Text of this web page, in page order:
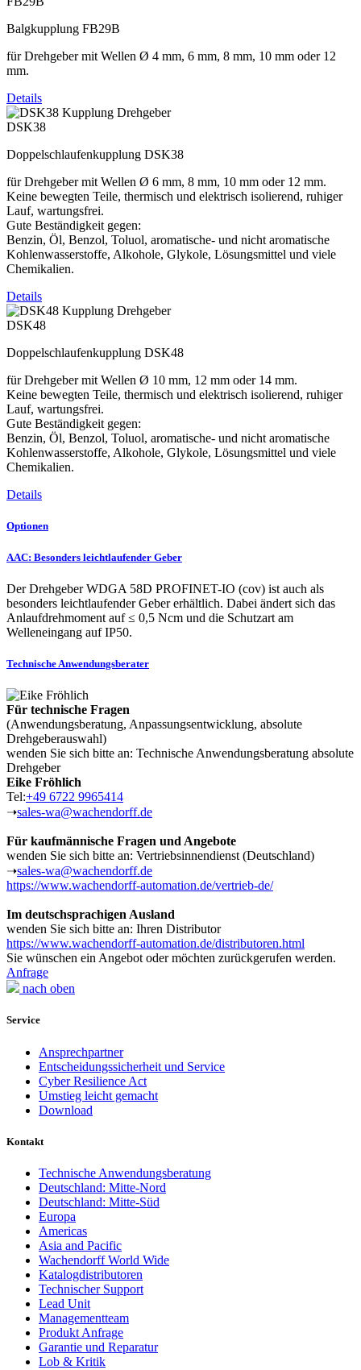
Balgkupplung FB29B
für Drehgeber mit Wellen Ø 4 mm, 6 mm, 8 mm, 10 mm oder 12
mm.
Details
DSK38
Doppelschlaufenkupplung DSK38
für Drehgeber mit Wellen Ø 6 mm, 8 mm, 10 mm oder 12 mm.
Keine bewegten Teile, thermisch und elektrisch isolierend, ruhiger
Lauf, wartungsfrei.
Gute Beständigkeit gegen:
Benzin, Öl, Benzol, Toluol, aromatische- und nicht aromatische
Kohlenwasserstoffe, Alkohole, Glykole, Lösungsmittel und viele
Chemikalien.
Details
DSK48
Doppelschlaufenkupplung DSK48
für Drehgeber mit Wellen Ø 10 mm, 12 mm oder 14 mm.
Keine bewegten Teile, thermisch und elektrisch isolierend, ruhiger
Lauf, wartungsfrei.
Gute Beständigkeit gegen:
Benzin, Öl, Benzol, Toluol, aromatische- und nicht aromatische
Kohlenwasserstoffe, Alkohole, Glykole, Lösungsmittel und viele
Chemikalien.
Details
Optionen
AAC: Besonders leichtlaufender Geber
Der Drehgeber WDGA 58D PROFINET-IO (cov) ist auch als
besonders leichtlaufender Geber erhältlich. Dabei ändert sich das
Anlaufdrehmoment auf ≤ 0,5 Ncm und die Schutzart am
Welleneingang auf IP50.
Technische Anwendungsberater
Für technische Fragen
(Anwendungsberatung, Anpassungsentwicklung, absolute
Drehgeberauswahl)
wenden Sie sich bitte an: Technische Anwendungsberatung absolute
Drehgeber
Eike Fröhlich
Tel:+49 6722 9965414
➝sales-wa@wachendorff.de
Für kaufmännische Fragen und Angebote
wenden Sie sich bitte an: Vertriebsinnendienst (Deutschland)
➝sales-wa@wachendorff.de
https://www.wachendorff-automation.de/vertrieb-de/
Im deutschsprachigen Ausland
wenden Sie sich bitte an: Ihren Distributor
https://www.wachendorff-automation.de/distributoren.html
Sie wünschen ein Angebot oder möchten zurückgerufen werden.
Anfrage
nach oben
Service
Ansprechpartner
Entscheidungssicherheit und Service
Cyber Resilience Act
Umstieg leicht gemacht
Download
Kontakt
Technische Anwendungsberatung
Deutschland: Mitte-Nord
Deutschland: Mitte-Süd
Europa
Americas
Asia and Pacific
Wachendorff World Wide
Katalogdistributoren
Technischer Support
Lead Unit
Managementteam
Produkt Anfrage
Garantie und Reparatur
Lob & Kritik